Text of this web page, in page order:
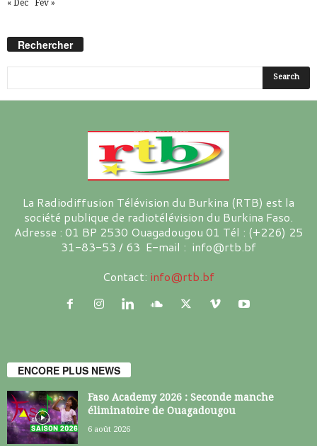
« Déc Fév »
Rechercher
La Radiodiffusion Télévision du Burkina (RTB) est la
société publique de radiotélévision du Burkina Faso.
Adresse : 01 BP 2530 Ouagadougou 01 Tél : (+226) 25
31-83-53 / 63 E-mail : info@rtb.bf
Contact: info@rtb.bf
ENCORE PLUS NEWS
Faso Academy 2026 : Seconde manche
éliminatoire de Ouagadougou
6 août 2026